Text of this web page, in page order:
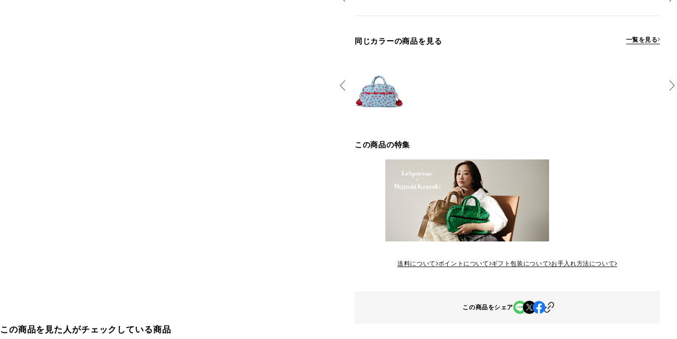
同じカラーの商品を見る 一覧を見る
この商品の特集
送料について ポイントについて ギフト包装について お手入れ方法について
この商品をシェア
この商品を見た人がチェックしている商品